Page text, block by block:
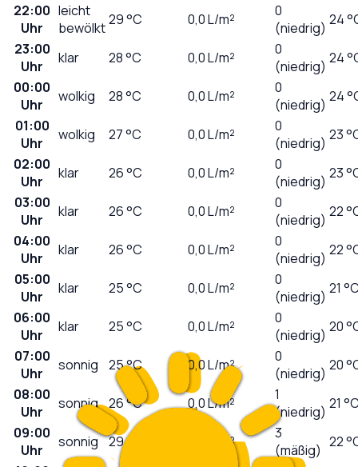
22:00
Uhr
leicht
bewölkt29°C 0,0L/m²
0
(niedrig) 24
23:00
Uhr
klar 28°C 0,0L/m²
0
(niedrig) 24
00:00
Uhr
wolkig 28°C 0,0L/m²
0
(niedrig) 24
01:00
Uhr
wolkig 27°C 0,0L/m²
0
(niedrig) 23
02:00
Uhr
klar 26°C 0,0L/m²
0
(niedrig) 23
03:00
Uhr
klar 26°C 0,0L/m²
0
(niedrig) 22
04:00
Uhr
klar 26°C 0,0L/m²
0
(niedrig) 22
05:00
Uhr
klar 25°C 0,0L/m²
0
(niedrig) 21
06:00
Uhr
klar 25°C 0,0L/m²
0
(niedrig) 20
07:00
Uhr
sonnig 25°C 0,0L/m²
0
(niedrig) 20
08:00
Uhr
sonnig 26°C 0,0L/m²
1
(niedrig) 21
09:00
Uhr
sonnig 29°C L/m²
3
(mäßig) 22